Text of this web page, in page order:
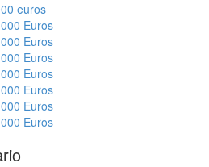
euros
Euros
Euros
Euros
Euros
Euros
Euros
Euros